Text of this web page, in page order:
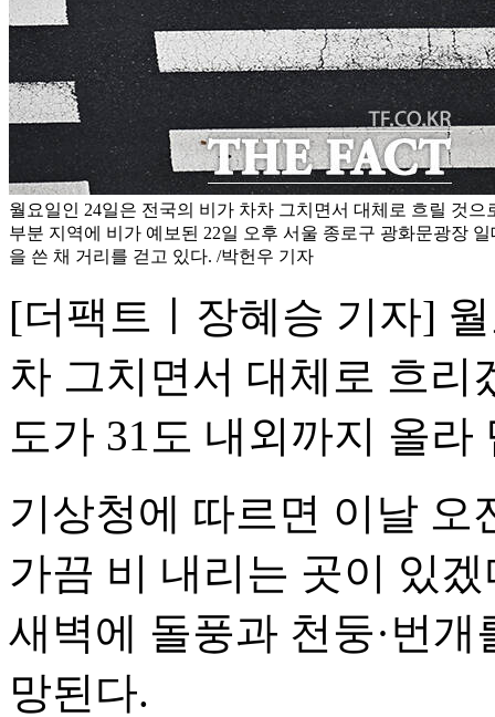
월요일인 24일은 전국의 비가 차차 그치면서 대체로 흐릴 것으
부분 지역에 비가 예보된 22일 오후 서울 종로구 광화문광장
을 쓴 채 거리를 걷고 있다. /박헌우 기자
[더팩트ㅣ장혜승 기자]
차 그치면서 대체로 흐리
도가 31도 내외까지 올라
기상청에 따르면 이날 오
가끔 비 내리는 곳이 있
새벽에 돌풍과 천둥·번
망된다.